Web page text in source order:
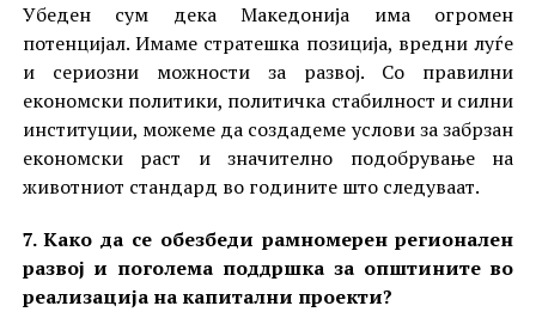
Убеден сум дека Македонија има огромен
потенцијал. Имаме стратешка позиција, вредни луѓе
и сериозни можности за развој. Со правилни
економски политики, политичка стабилност и силни
институции, можеме да создадеме услови за забрзан
економски раст и значително подобрување на
животниот стандард во годините што следуваат.
7. Како да се обезбеди рамномерен регионален
развој и поголема поддршка за општините во
реализација на капитални проекти?